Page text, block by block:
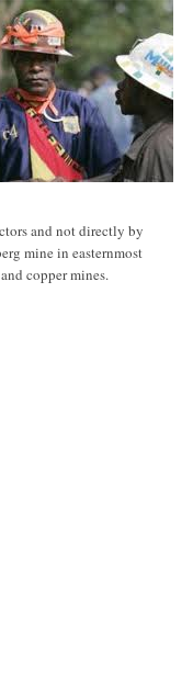
and not directly by
mine in easternmost
copper mines.